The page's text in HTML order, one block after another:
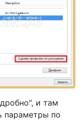
и там
параметры по